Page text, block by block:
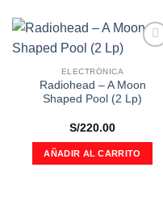
lista de
deseos
ELECTRÓNICA
Radiohead ‎– A Moon
Shaped Pool (2 Lp)
S/220.00
AÑADIR AL CARRITO